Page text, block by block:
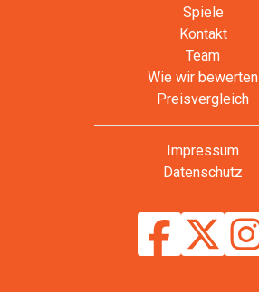
Spiele
Kontakt
Team
Wie wir bewerten
Preisvergleich
Impressum
Datenschutz